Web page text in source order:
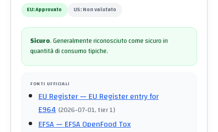
EU:Approvato US:Non valutato
Sicuro.Generalmente riconosciuto come sicuro in
quantità di consumo tipiche.
FONTI UFFICIALI
EU Register— EU Register entry for
E964 (2026-07-01, tier 1)
EFSA— EFSA OpenFood Tox